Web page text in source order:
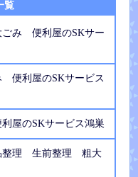
覧
み 便利屋のSKサー
便利屋のSKサービス
屋のSKサービス鴻巣
整理 生前整理 粗大